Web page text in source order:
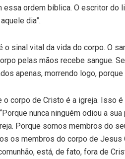
essa ordem bíblica. O escritor do
dia”.
o sinal vital da vida do corpo. O
pelas mãos recebe sangue.
apenas, morrendo logo,
o corpo de Cristo é a igreja. Isso
nunca ninguém odiou a
Porque somos membros do
os membros do corpo de
está, de fato, fora de